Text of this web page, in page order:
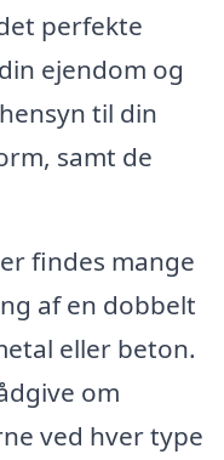
perfekte
ejendom og
til din
samt de
findes mange
af en dobbelt
eller beton.
om
ved hver type